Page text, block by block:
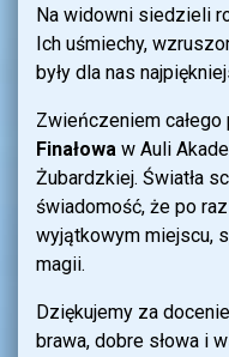
Na widowni siedzieli
Ich uśmiechy,
były dla nas
Zwieńczeniem
Finałowa w Auli
Żubardzkiej. Światła
świadomość, że po
wyjątkowym miejscu,
magii.
Dziękujemy za
brawa, dobre słowa i